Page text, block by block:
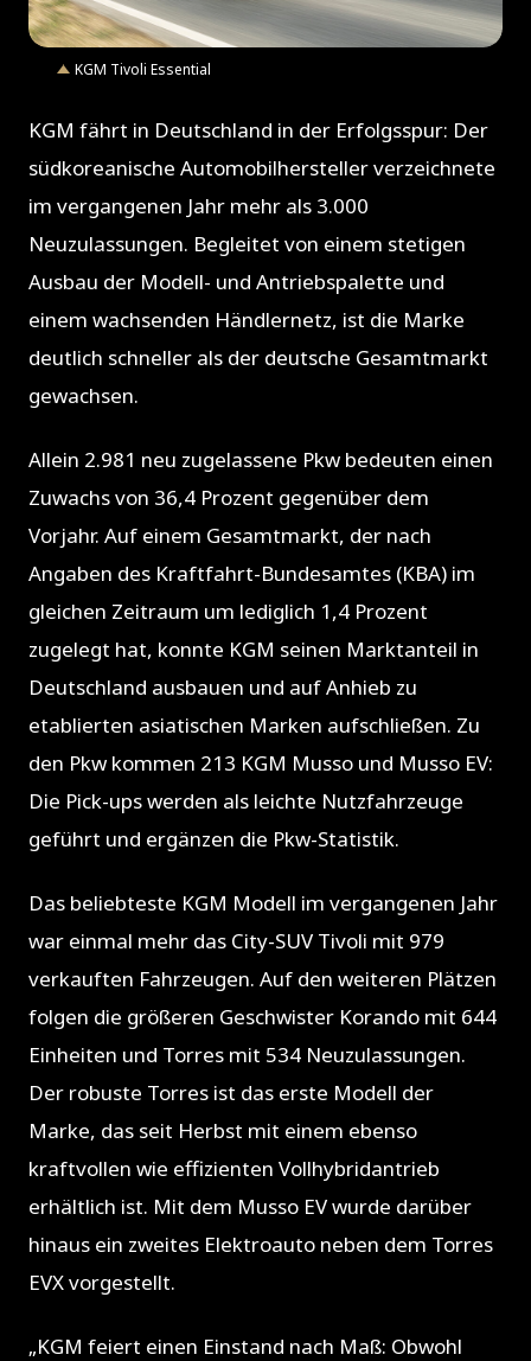
JPG
KGM Tivoli Essential
KGM fährt in Deutschland in der Erfolgsspur: Der
südkoreanische Automobilhersteller verzeichnete
im vergangenen Jahr mehr als 3.000
Neuzulassungen. Begleitet von einem stetigen
Ausbau der Modell- und Antriebspalette und
einem wachsenden Händlernetz, ist die Marke
deutlich schneller als der deutsche Gesamtmarkt
gewachsen.
Allein 2.981 neu zugelassene Pkw bedeuten einen
Zuwachs von 36,4 Prozent gegenüber dem
Vorjahr. Auf einem Gesamtmarkt, der nach
Angaben des Kraftfahrt-Bundesamtes (KBA) im
gleichen Zeitraum um lediglich 1,4 Prozent
zugelegt hat, konnte KGM seinen Marktanteil in
Deutschland ausbauen und auf Anhieb zu
etablierten asiatischen Marken aufschließen. Zu
den Pkw kommen 213 KGM Musso und Musso EV:
Die Pick-ups werden als leichte Nutzfahrzeuge
geführt und ergänzen die Pkw-Statistik.
Das beliebteste KGM Modell im vergangenen Jahr
war einmal mehr das City-SUV Tivoli mit 979
verkauften Fahrzeugen. Auf den weiteren Plätzen
folgen die größeren Geschwister Korando mit 644
Einheiten und Torres mit 534 Neuzulassungen.
Der robuste Torres ist das erste Modell der
Marke, das seit Herbst mit einem ebenso
kraftvollen wie effizienten Vollhybridantrieb
erhältlich ist. Mit dem Musso EV wurde darüber
hinaus ein zweites Elektroauto neben dem Torres
EVX vorgestellt.
„KGM feiert einen Einstand nach Maß: Obwohl